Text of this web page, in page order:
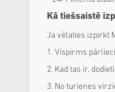
Kā tiešsaistē
Ja vēlaties izpirkt
1. Vispirms
2. Kad tas ir,
3. No turienes